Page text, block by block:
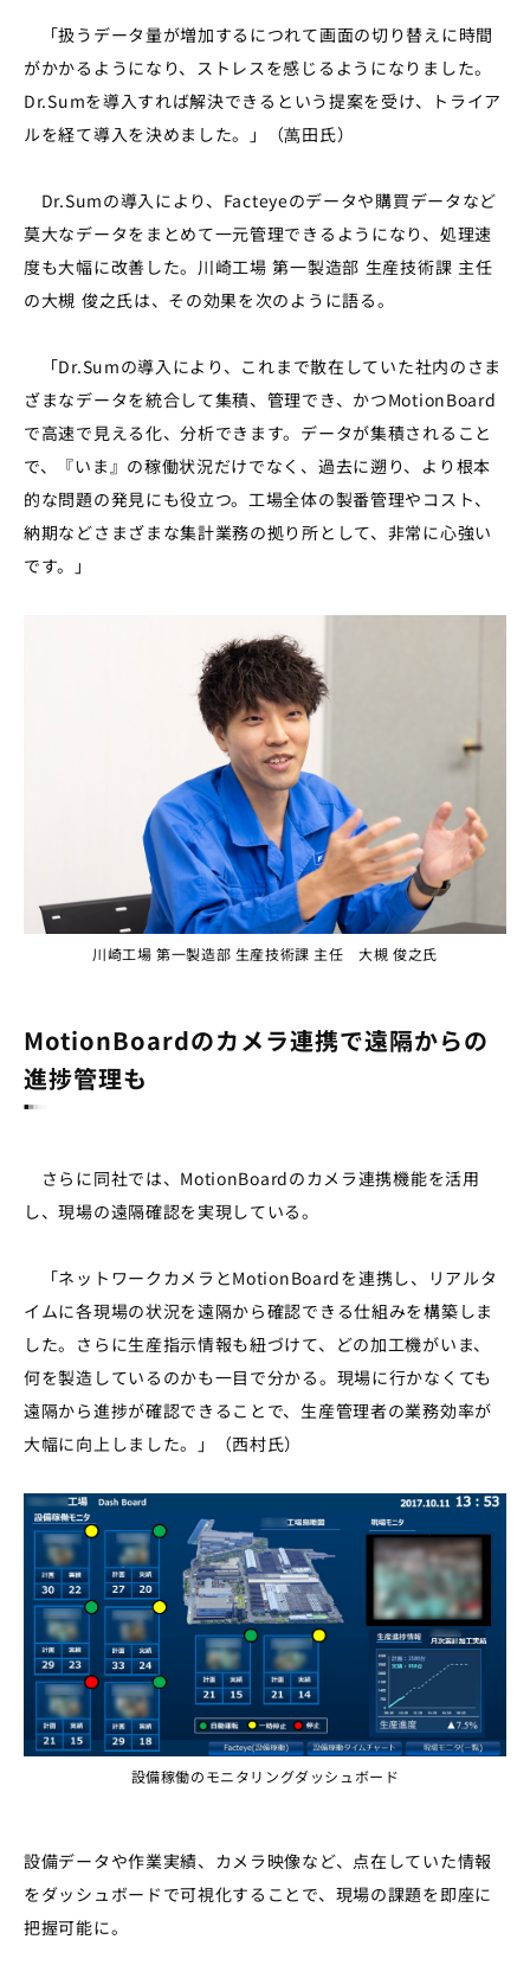
「扱うデータ量が増加するにつれて画面の切り替えに時間
がかかるようになり、ストレスを感じるようになりました。
Dr.Sumを導入すれば解決できるという提案を受け、トライア
ルを経て導入を決めました。」（萬田氏）
Dr.Sumの導入により、Facteyeのデータや購買データなど
莫大なデータをまとめて一元管理できるようになり、処理速
度も大幅に改善した。川崎工場 第一製造部 生産技術課 主任
の大槻 俊之氏は、その効果を次のように語る。
「Dr.Sumの導入により、これまで散在していた社内のさま
ざまなデータを統合して集積、管理でき、かつMotionBoard
で高速で見える化、分析できます。データが集積されること
で、『いま』の稼働状況だけでなく、過去に遡り、より根本
的な問題の発見にも役立つ。工場全体の製番管理やコスト、
納期などさまざまな集計業務の拠り所として、非常に心強い
です。」
川崎工場 第一製造部 生産技術課 主任 大槻 俊之氏
MotionBoardのカメラ連携で遠隔からの
進捗管理も
さらに同社では、MotionBoardのカメラ連携機能を活用
し、現場の遠隔確認を実現している。
「ネットワークカメラとMotionBoardを連携し、リアルタ
イムに各現場の状況を遠隔から確認できる仕組みを構築しま
した。さらに生産指示情報も紐づけて、どの加工機がいま、
何を製造しているのかも一目で分かる。現場に行かなくても
遠隔から進捗が確認できることで、生産管理者の業務効率が
大幅に向上しました。」（西村氏）
設備稼働のモニタリングダッシュボード
設備データや作業実績、カメラ映像など、点在していた情報
をダッシュボードで可視化することで、現場の課題を即座に
把握可能に。